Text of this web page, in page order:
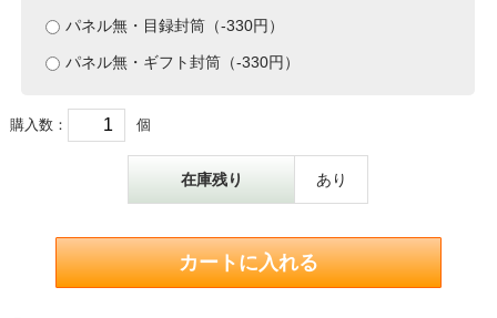
パネル無・目録封筒（-330円）
パネル無・ギフト封筒（-330円）
購入数： 個
在庫残り あり